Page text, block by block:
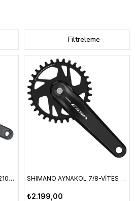
Filtreleme
SHIMANO AYNAKOL FC-MT210-3 2-PIECE CRANKSET 9 VİTES 175,0 MM 40-30-22D SHIMANO AYNAKOL 7/8-VİTES CUES FC-U2000-1 32T 175mm w/o CG
₺2.199,00